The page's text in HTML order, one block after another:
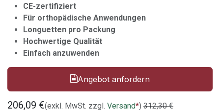
CE-zertifiziert
Für orthopädische Anwendungen
Longuetten pro Packung
Hochwertige Qualität
Einfach anzuwenden
Angebot anfordern
206,09 €(exkl. MwSt. zzgl. Versand*) 312,30€